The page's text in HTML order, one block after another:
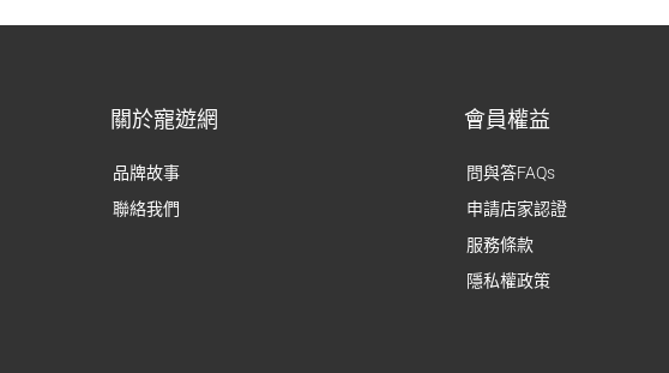
關於寵遊網
品牌故事
聯絡我們
會員權益
問與答FAQs
申請店家認證
服務條款
隱私權政策